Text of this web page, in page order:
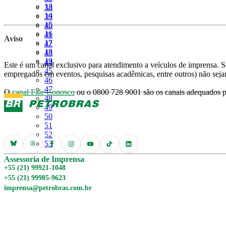
Página
13
Página
14
Página
15
Página
16
Página
17
Página
18
Página
19
Página
38
Página
39
Página
40
Página
41
Página
42
Página
43
Página
44
Página
45
Página
46
Página
47
Página
48
Página
49
Página
50
Página
51
Página
52
Página
53
Aviso
Este é um canal exclusivo para atendimento a veículos de
empregados em eventos, pesquisas acadêmicas, entre outros) não
Ocanal Fale Conoscoou o 0800 728 9001 são os canais adequados
Assessoria de Imprensa
+55 (21) 99921-1048
+55 (21) 99985-9623
imprensa@petrobras.com.br